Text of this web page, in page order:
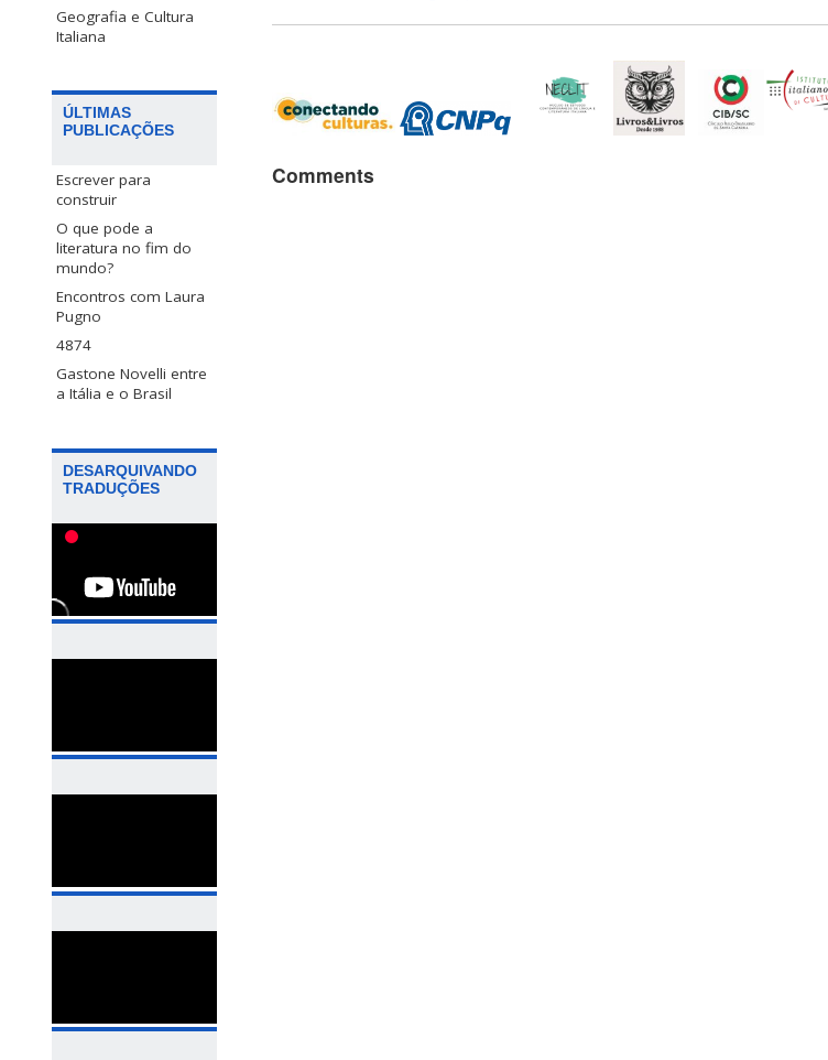
Geografia e Cultura
Italiana
ÚLTIMAS
PUBLICAÇÕES
Escrever para
construir
O que pode a
literatura no fim do
mundo?
Encontros com Laura
Pugno
4874
Gastone Novelli entre
a Itália e o Brasil
DESARQUIVANDO
TRADUÇÕES
Comments